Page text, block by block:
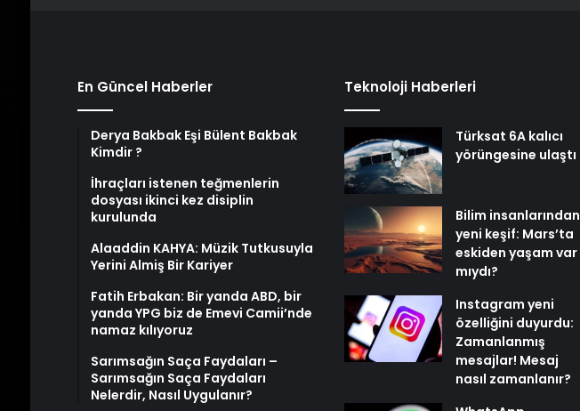
En Güncel Haberler
Derya Bakbak Eşi Bülent Bakbak
Kimdir ?
İhraçları istenen teğmenlerin
dosyası ikinci kez disiplin
kurulunda
Alaaddin KAHYA: Müzik Tutkusuyla
Yerini Almiş Bir Kariyer
Fatih Erbakan: Bir yanda ABD, bir
yanda YPG biz de Emevi Camii’nde
namaz kılıyoruz
Sarımsağın Saça Faydaları –
Sarımsağın Saça Faydaları
Nelerdir, Nasıl Uygulanır?
Teknoloji Haberleri
Türksat 6A kalıcı
yörüngesine ulaştı
Bilim insanlarından
yeni keşif: Mars’ta
eskiden yaşam var
mıydı?
Instagram yeni
özelliğini duyurdu:
Zamanlanmış
mesajlar! Mesaj
nasıl zamanlanır?